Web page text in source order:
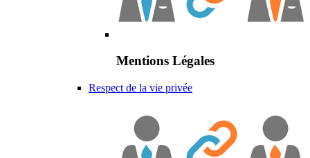
Mentions Légales
Respect de la vie privée